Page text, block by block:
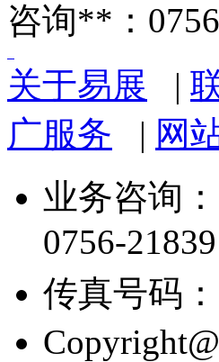
咨询**：
关于易展 |
广服务 | 网
业务咨询：
0756-
传真号码